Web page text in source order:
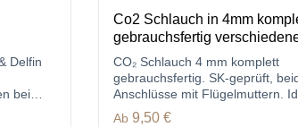
Delfin
bei
Co2 Schlauch in 4mm
gebrauchsfertig
CO₂ Schlauch 4 mm komplett
gebrauchsfertig. SK-geprüft,
Anschlüsse mit Flügelmuttern.
Zapfanlagen.
Regulärer Preis:
Ab 9,50 €